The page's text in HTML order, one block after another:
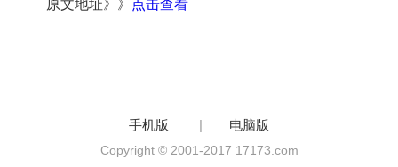
原文地址》》 点击查看
手机版 | 电脑版
Copyright © 2001-2017 17173.com